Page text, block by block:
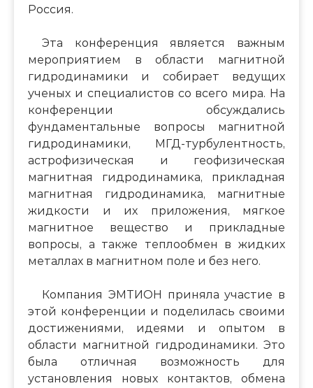
Россия.
Эта конференция является важным
мероприятием в области магнитной
гидродинамики и собирает ведущих
ученых и специалистов со всего мира. На
конференции обсуждались
фундаментальные вопросы магнитной
гидродинамики, МГД-турбулентность,
астрофизическая и геофизическая
магнитная гидродинамика, прикладная
магнитная гидродинамика, магнитные
жидкости и их приложения, мягкое
магнитное вещество и прикладные
вопросы, а также теплообмен в жидких
металлах в магнитном поле и без него.
Компания ЭМТИОН приняла участие в
этой конференции и поделилась своими
достижениями, идеями и опытом в
области магнитной гидродинамики. Это
была отличная возможность для
установления новых контактов, обмена